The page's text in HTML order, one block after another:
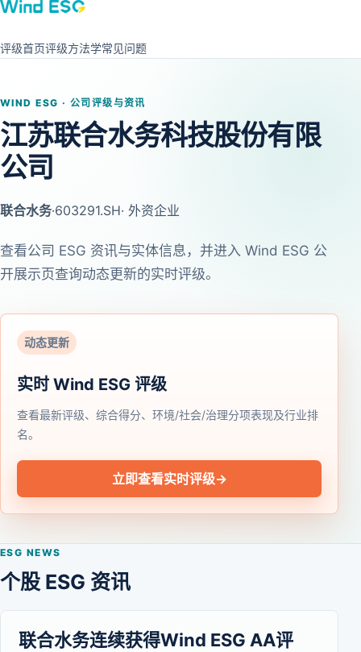
评级首页评级方法学常见问题
WIND ESG · 公司评级与资讯
江苏联合水务科技股份有限
公司
联合水务·603291.SH· 外资企业
查看公司 ESG 资讯与实体信息，并进入 Wind ESG 公
开展示页查询动态更新的实时评级。
动态更新
实时 Wind ESG 评级
查看最新评级、综合得分、环境/社会/治理分项表现及行业排
名。
立即查看实时评级→
ESG NEWS
个股 ESG 资讯
联合水务连续获得Wind ESG AA评